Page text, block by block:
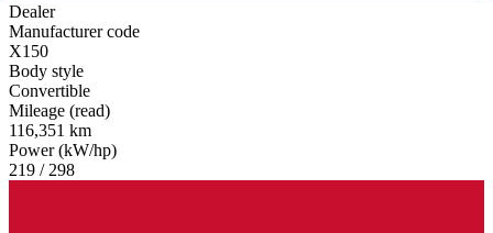
Dealer
Manufacturer code
X150
Body style
Convertible
Mileage (read)
116,351 km
Power (kW/hp)
219 / 298